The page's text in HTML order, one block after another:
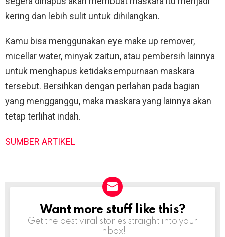
kering dan lebih sulit untuk dihilangkan.
Kamu bisa menggunakan eye make up remover,
micellar water, minyak zaitun, atau pembersih lainnya
untuk menghapus ketidaksempurnaan maskara
tersebut. Bersihkan dengan perlahan pada bagian
yang mengganggu, maka maskara yang lainnya akan
tetap terlihat indah.
SUMBER ARTIKEL
NEWSLETTER
Want more stuff like this?
Get the best viral stories straight into your
inbox!